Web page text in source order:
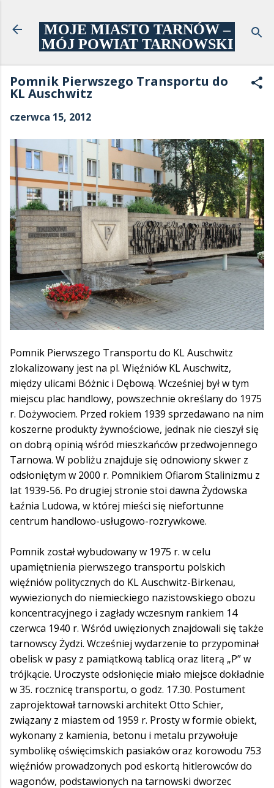
MOJE MIASTO TARNÓW –
MÓJ POWIAT TARNOWSKI
Pomnik Pierwszego Transportu do
KL Auschwitz
czerwca 15, 2012
Pomnik Pierwszego Transportu do KL Auschwitz
zlokalizowany jest na pl. Więźniów KL Auschwitz,
między ulicami Bóżnic i Dębową. Wcześniej był w tym
miejscu plac handlowy, powszechnie określany do 1975
r. Dożywociem. Przed rokiem 1939 sprzedawano na nim
koszerne produkty żywnościowe, jednak nie cieszył się
on dobrą opinią wśród mieszkańców przedwojennego
Tarnowa. W pobliżu znajduje się odnowiony skwer z
odsłoniętym w 2000 r. Pomnikiem Ofiarom Stalinizmu z
lat 1939-56. Po drugiej stronie stoi dawna Żydowska
Łaźnia Ludowa, w której mieści się niefortunne
centrum handlowo-usługowo-rozrywkowe.
Pomnik został wybudowany w 1975 r. w celu
upamiętnienia pierwszego transportu polskich
więźniów politycznych do KL Auschwitz-Birkenau,
wywiezionych do niemieckiego nazistowskiego obozu
koncentracyjnego i zagłady wczesnym rankiem 14
czerwca 1940 r. Wśród uwięzionych znajdowali się także
tarnowscy Żydzi. Wcześniej wydarzenie to przypominał
obelisk w pasy z pamiątkową tablicą oraz literą „P” w
trójkącie. Uroczyste odsłonięcie miało miejsce dokładnie
w 35. rocznicę transportu, o godz. 17.30. Postument
zaprojektował tarnowski architekt Otto Schier,
związany z miastem od 1959 r. Prosty w formie obiekt,
wykonany z kamienia, betonu i metalu przywołuje
symbolikę oświęcimskich pasiaków oraz korowodu 753
więźniów prowadzonych pod eskortą hitlerowców do
wagonów, podstawionych na tarnowski dworzec